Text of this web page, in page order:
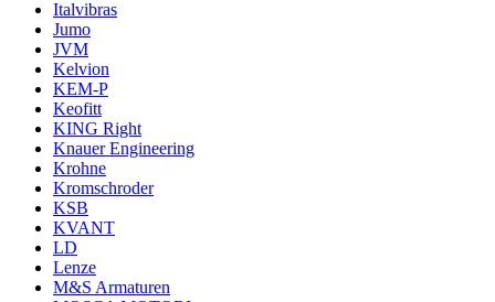
Italvibras
Jumo
JVM
Kelvion
KEM-P
Keofitt
KING Right
Knauer Engineering
Krohne
Kromschroder
KSB
KVANT
LD
Lenze
M&S Armaturen